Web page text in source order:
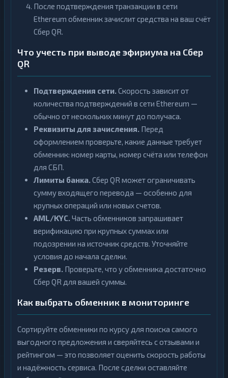
После подтверждения транзакции в сети
Ethereum обменник зачислит средства на ваш счёт
Сбер QR.
Что учесть при выводе эфириума на Сбер
QR
Подтверждения сети.Скорость зависит от
количества подтверждений в сети Ethereum —
обычно от нескольких минут до получаса.
Реквизиты для зачисления. Перед
оформлением проверьте, какие данные требует
обменник: номер карты, номер счёта или телефон
для СБП.
Лимиты банка.Сбер QR может ограничивать
сумму входящего перевода — особенно для
крупных операций или новых счетов.
AML/KYC.Часть обменников запрашивает
верификацию при крупных суммах или
подозрении на источник средств. Уточняйте
условия до начала сделки.
Резерв. Проверьте, что у обменника достаточно
Сбер QR для вашей суммы.
Как выбрать обменник в мониторинге
Сортируйте обменники по курсу для поиска самого
выгодного предложения и сверяйтесь с отзывами и
рейтингом — это позволяет оценить скорость работы
и надёжность сервиса. После сделки оставляйте